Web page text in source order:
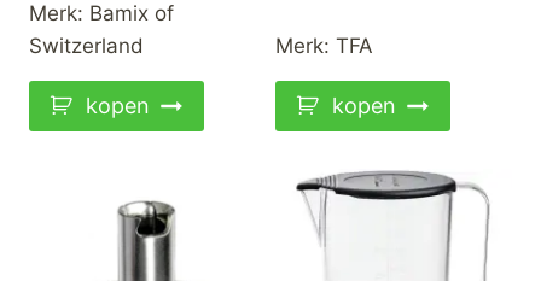
Merk: Bamix of
Switzerland
kopen
Merk: TFA
kopen